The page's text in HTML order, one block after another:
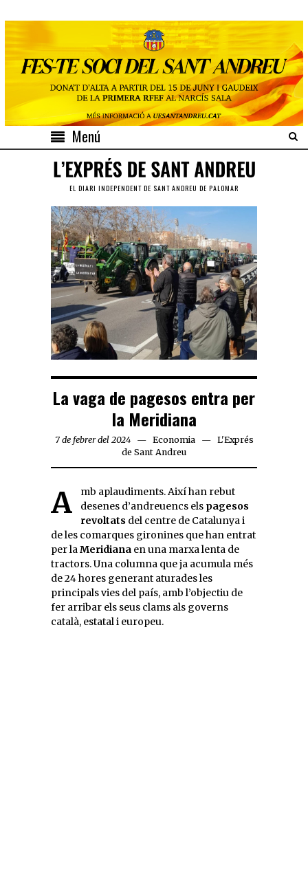
Menú
EL DIARI INDEPENDENT DE SANT ANDREU DE PALOMAR
La vaga de pagesos entra per
la Meridiana
7 de febrer del 2024 Economia
L'Exprés
de Sant Andreu
Amb aplaudiments. Així han rebut desenes d’andreuencs els pagesos
revoltats del centre de Catalunya i
de les comarques gironines que han entrat
per laMeridiana en una marxa lenta de
tractors. Una columna que ja acumula més
de 24 hores generant aturades les
principals vies del país, amb l’objectiu de
fer arribar els seus clams als governs
català, estatal i europeu.